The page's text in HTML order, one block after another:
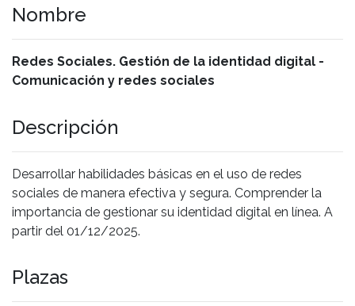
Nombre
Redes Sociales. Gestión de la identidad digital -
Comunicación y redes sociales
Descripción
Desarrollar habilidades básicas en el uso de redes
sociales de manera efectiva y segura. Comprender la
importancia de gestionar su identidad digital en línea. A
partir del 01/12/2025.
Plazas